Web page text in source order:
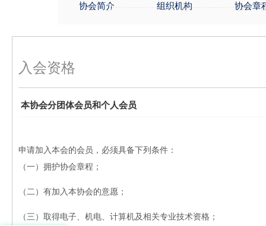
协会简介 组织机构 协会章
入会资格
本协会分团体会员和个人会员
申请加入本会的会员，必须具备下列条件：
（一） 拥护协会章程；
（二） 有加入本协会的意愿；
（三） 取得电子、机电、计算机及相关专业技术资格；